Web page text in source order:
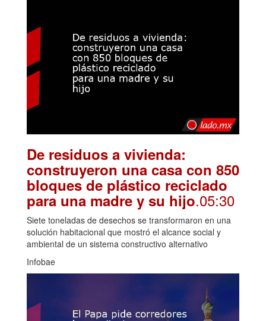
De residuos a vivienda:
construyeron una casa con 850
bloques de plástico reciclado
para una madre y su hijo.05:30
Siete toneladas de desechos se transformaron en una
solución habitacional que mostró el alcance social y
ambiental de un sistema constructivo alternativo
Infobae